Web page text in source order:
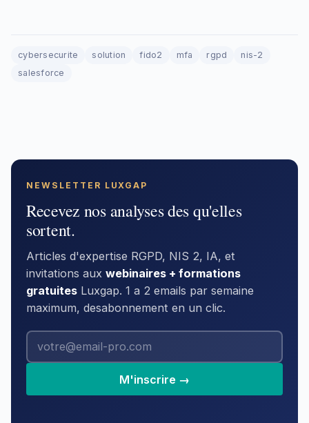
cybersecurite solution fido2 mfa rgpd
nis-2
salesforce
NEWSLETTER LUXGAP
Recevez nos analyses des qu'elles
sortent.
Articles d'expertise RGPD, NIS 2, IA, et
invitations aux webinaires + formations
gratuites Luxgap. 1 a 2 emails par semaine
maximum, desabonnement en un clic.
M'inscrire →